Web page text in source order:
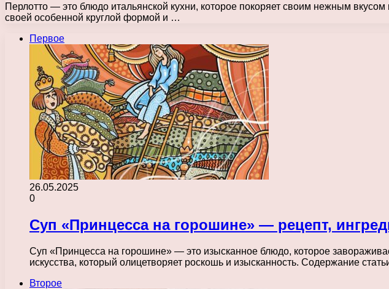
Перлотто — это блюдо итальянской кухни, которое покоряет своим нежным
своей особенной круглой формой и …
Первое
26.05.2025
0
Суп «Принцесса на горошине» — рецепт,
Суп «Принцесса на горошине» — это изысканное блюдо, которое
искусства, который олицетворяет роскошь и изысканность. Содержание
Второе